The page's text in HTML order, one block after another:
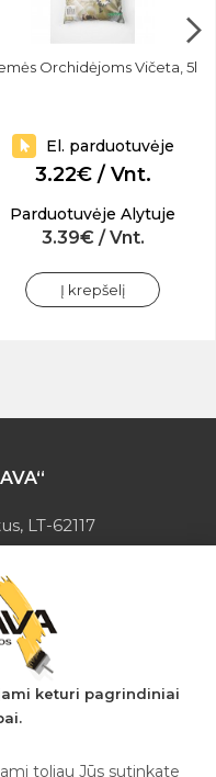
Orchidėjoms Vičeta, 5l
El. parduotuvėje
3.22€ / Vnt.
Parduotuvėje Alytuje
3.39€ / Vnt.
Į krepšelį
LT-62117
222keturi pagrindiniai
toliau Jūs sutinkate